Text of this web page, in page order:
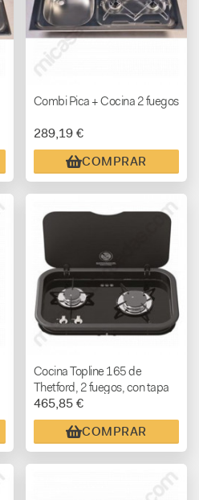
Combi Pica + Cocina 2 fuegos
289,19 €
COMPRAR
Cocina Topline 165 de
Thetford, 2 fuegos, con tapa
465,85 €
COMPRAR